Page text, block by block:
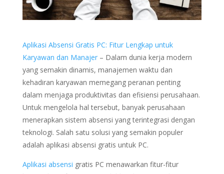
Aplikasi Absensi Gratis PC: Fitur Lengkap untuk
Karyawan dan Manajer– Dalam dunia kerja modern
yang semakin dinamis, manajemen waktu dan
kehadiran karyawan memegang peranan penting
dalam menjaga produktivitas dan efisiensi perusahaan.
Untuk mengelola hal tersebut, banyak perusahaan
menerapkan sistem absensi yang terintegrasi dengan
teknologi. Salah satu solusi yang semakin populer
adalah aplikasi absensi gratis untuk PC.
Aplikasi absensi gratis PC menawarkan fitur-fitur